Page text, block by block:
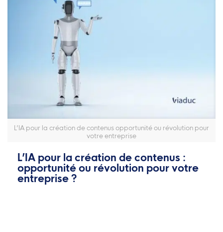
L’IA pour la création de contenus opportunité ou révolution pour
votre entreprise
L’IA pour la création de contenus :
opportunité ou révolution pour votre
entreprise ?